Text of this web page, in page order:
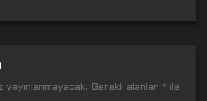
Gerekli alanlar * ile